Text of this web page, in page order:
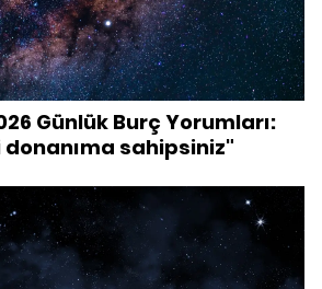
Günlük Burç Yorumları:
donanıma sahipsiniz"